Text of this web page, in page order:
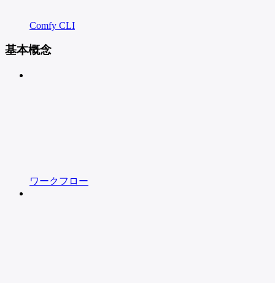
Comfy CLI
基本概念
ワークフロー